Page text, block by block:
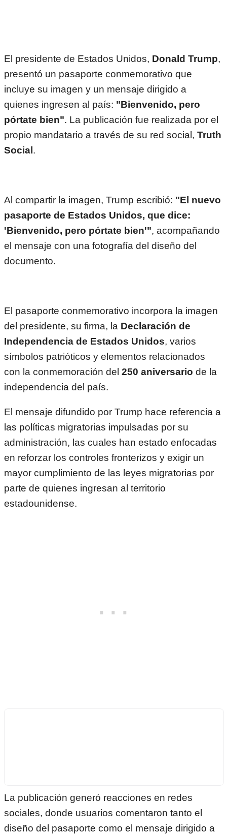
El presidente de Estados Unidos, Donald Trump,
presentó un pasaporte conmemorativo que
incluye su imagen y un mensaje dirigido a
quienes ingresen al país: "Bienvenido, pero
pórtate bien". La publicación fue realizada por el
propio mandatario a través de su red social, Truth
Social.
Al compartir la imagen, Trump escribió: "El nuevo
pasaporte de Estados Unidos, que dice:
'Bienvenido, pero pórtate bien'", acompañando
el mensaje con una fotografía del diseño del
documento.
El pasaporte conmemorativo incorpora la imagen
del presidente, su firma, la Declaración de
Independencia de Estados Unidos, varios
símbolos patrióticos y elementos relacionados
con la conmemoración del 250 aniversario de la
independencia del país.
El mensaje difundido por Trump hace referencia a
las políticas migratorias impulsadas por su
administración, las cuales han estado enfocadas
en reforzar los controles fronterizos y exigir un
mayor cumplimiento de las leyes migratorias por
parte de quienes ingresan al territorio
estadounidense.
La publicación generó reacciones en redes
sociales, donde usuarios comentaron tanto el
diseño del pasaporte como el mensaje dirigido a